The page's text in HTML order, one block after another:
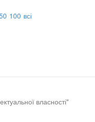
100 всі
власності"